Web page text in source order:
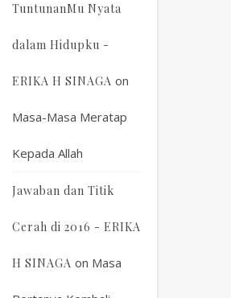
TuntunanMu Nyata
dalam Hidupku -
ERIKA H SINAGA on
Masa-Masa Meratap
Kepada Allah
Jawaban dan Titik
Cerah di 2016 - ERIKA
H SINAGA on Masa